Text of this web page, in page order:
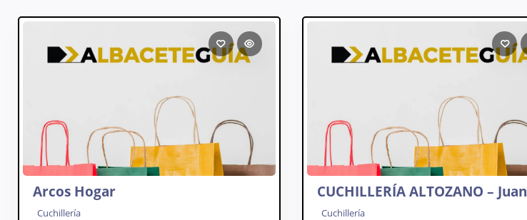
Arcos Hogar
Cuchillería
CUCHILLERÍA ALTOZANO – Juan
Cuchillería